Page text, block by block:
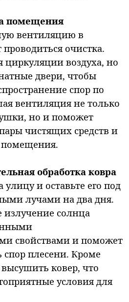
помещения
вентиляцию в
проводиться очистка.
циркуляции воздуха, но
двери, чтобы
спор по
вентиляция не только
но и поможет
чистящих средств и
помещения.
обработка ковра
и оставьте его под
лучами на два дня.
излучение солнца
свойствами и поможет
плесени. Кроме
ковер, что
условия для